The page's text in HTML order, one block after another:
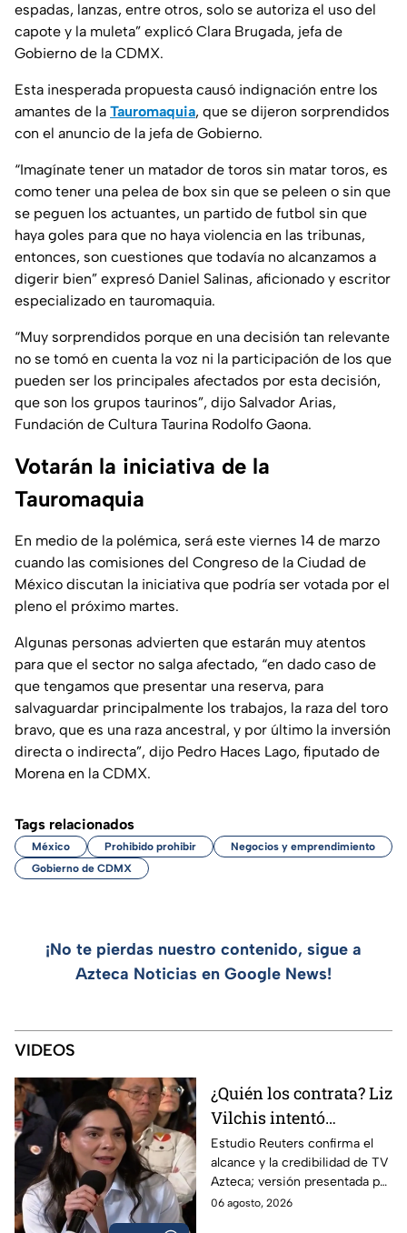
espadas, lanzas, entre otros, solo se autoriza el uso del
capote y la muleta” explicó Clara Brugada, jefa de
Gobierno de la CDMX.
Esta inesperada propuesta causó indignación entre los
amantes de la Tauromaquia, que se dijeron sorprendidos
con el anuncio de la jefa de Gobierno.
“Imagínate tener un matador de toros sin matar toros, es
como tener una pelea de box sin que se peleen o sin que
se peguen los actuantes, un partido de futbol sin que
haya goles para que no haya violencia en las tribunas,
entonces, son cuestiones que todavía no alcanzamos a
digerir bien” expresó Daniel Salinas, aficionado y escritor
especializado en tauromaquia.
“Muy sorprendidos porque en una decisión tan relevante
no se tomó en cuenta la voz ni la participación de los que
pueden ser los principales afectados por esta decisión,
que son los grupos taurinos”, dijo Salvador Arias,
Fundación de Cultura Taurina Rodolfo Gaona.
Votarán la iniciativa de la
Tauromaquia
En medio de la polémica, será este viernes 14 de marzo
cuando las comisiones del Congreso de la Ciudad de
México discutan la iniciativa que podría ser votada por el
pleno el próximo martes.
Algunas personas advierten que estarán muy atentos
para que el sector no salga afectado, “en dado caso de
que tengamos que presentar una reserva, para
salvaguardar principalmente los trabajos, la raza del toro
bravo, que es una raza ancestral, y por último la inversión
directa o indirecta”, dijo Pedro Haces Lago, fiputado de
Morena en la CDMX.
Tags relacionados
México Prohibido prohibir
Negocios y emprendimiento
Gobierno de CDMX
¡No te pierdas nuestro contenido, sigue a
Azteca Noticias en Google News!
VIDEOS
¿Quién los contrata? Liz
Vilchis intentó
desvirtuar estudio de
Reuters sobre la
credibilidad de TV
Azteca
Estudio Reuters confirma el
alcance y la credibilidad de TV
Azteca; versión presentada por
Liz Vilchis fue cuestionada al
06 agosto, 2026